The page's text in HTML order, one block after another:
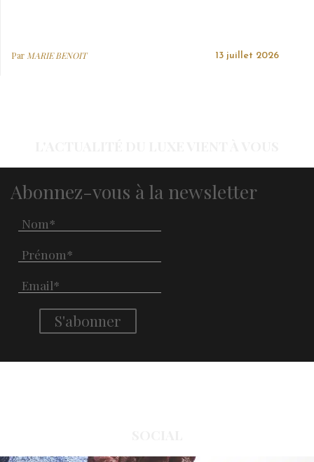
Par MARIE BENOIT 13 juillet 2026
Abonnez-vous à la newsletter